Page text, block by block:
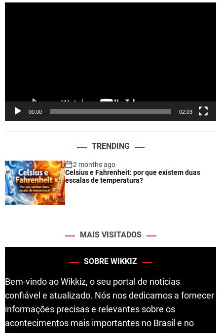
00:00 02:03
TRENDING
2 months ago
Celsius e Fahrenheit: por que existem duas
escalas de temperatura?
MAIS VISITADOS
SOBRE WIKKIZ
Bem-vindo ao Wikkiz, o seu portal de notícias
confiável e atualizado. Nós nos dedicamos a fornecer
informações precisas e relevantes sobre os
acontecimentos mais importantes no Brasil e no